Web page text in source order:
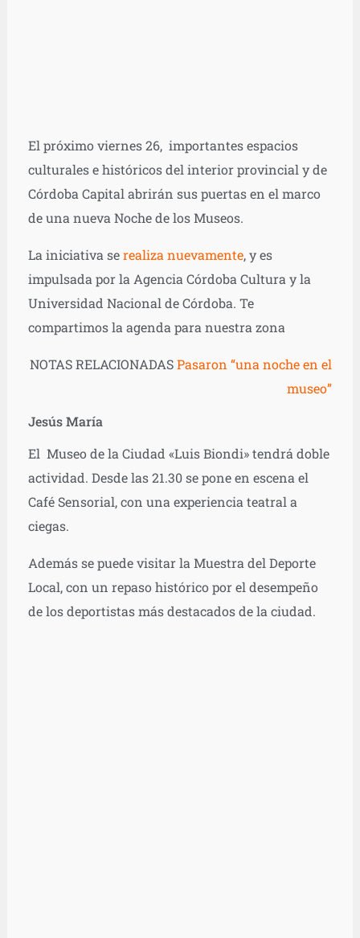
El próximo viernes 26, importantes espacios
culturales e históricos del interior provincial y de
Córdoba Capital abrirán sus puertas en el marco
de una nueva Noche de los Museos.
La iniciativa serealiza nuevamente, y es
impulsada por la Agencia Córdoba Cultura y la
Universidad Nacional de Córdoba. Te
compartimos la agenda para nuestra zona
NOTAS RELACIONADASPasaron “una noche en el
museo”
Jesús María
El Museo de la Ciudad «Luis Biondi» tendrá doble
actividad. Desde las 21.30 se pone en escena el
Café Sensorial, con una experiencia teatral a
ciegas.
Además se puede visitar la Muestra del Deporte
Local, con un repaso histórico por el desempeño
de los deportistas más destacados de la ciudad.